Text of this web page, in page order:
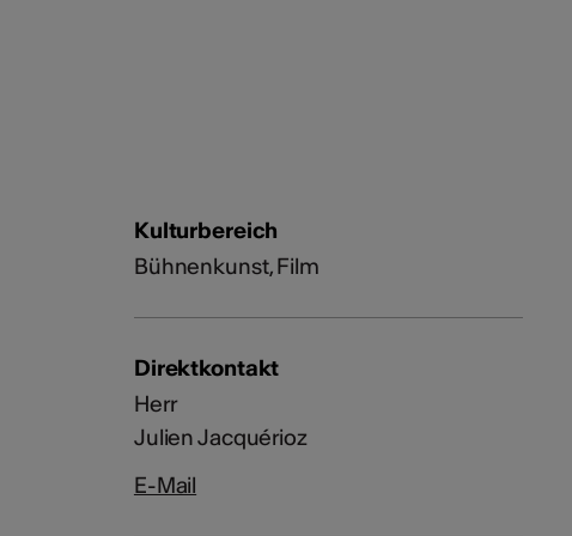
Kulturbereich
Bühnenkunst, Film
Direktkontakt
Herr
Julien Jacquérioz
E-Mail